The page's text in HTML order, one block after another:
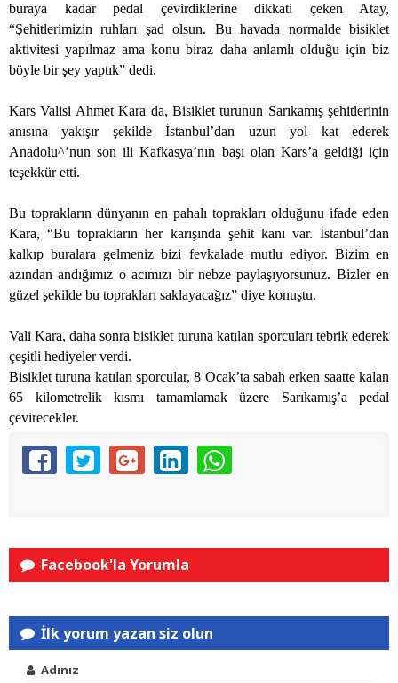
buraya kadar pedal çevirdiklerine dikkati çeken Atay,
“Şehitlerimizin ruhları şad olsun. Bu havada normalde bisiklet
aktivitesi yapılmaz ama konu biraz daha anlamlı olduğu için biz
böyle bir şey yaptık” dedi.
Kars Valisi Ahmet Kara da, Bisiklet turunun Sarıkamış şehitlerinin
anısına yakışır şekilde İstanbul’dan uzun yol kat ederek
Anadolu^’nun son ili Kafkasya’nın başı olan Kars’a geldiği için
teşekkür etti.
Bu toprakların dünyanın en pahalı toprakları olduğunu ifade eden
Kara, “Bu toprakların her karışında şehit kanı var. İstanbul’dan
kalkıp buralara gelmeniz bizi fevkalade mutlu ediyor. Bizim en
azından andığımız o acımızı bir nebze paylaşıyorsunuz. Bizler en
güzel şekilde bu toprakları saklayacağız” diye konuştu.
Vali Kara, daha sonra bisiklet turuna katılan sporcuları tebrik ederek
çeşitli hediyeler verdi.
Bisiklet turuna katılan sporcular, 8 Ocak’ta sabah erken saatte kalan
65 kilometrelik kısmı tamamlamak üzere Sarıkamış’a pedal
çevirecekler.
Facebook'la Yorumla
İlk yorum yazan siz olun
Adınız